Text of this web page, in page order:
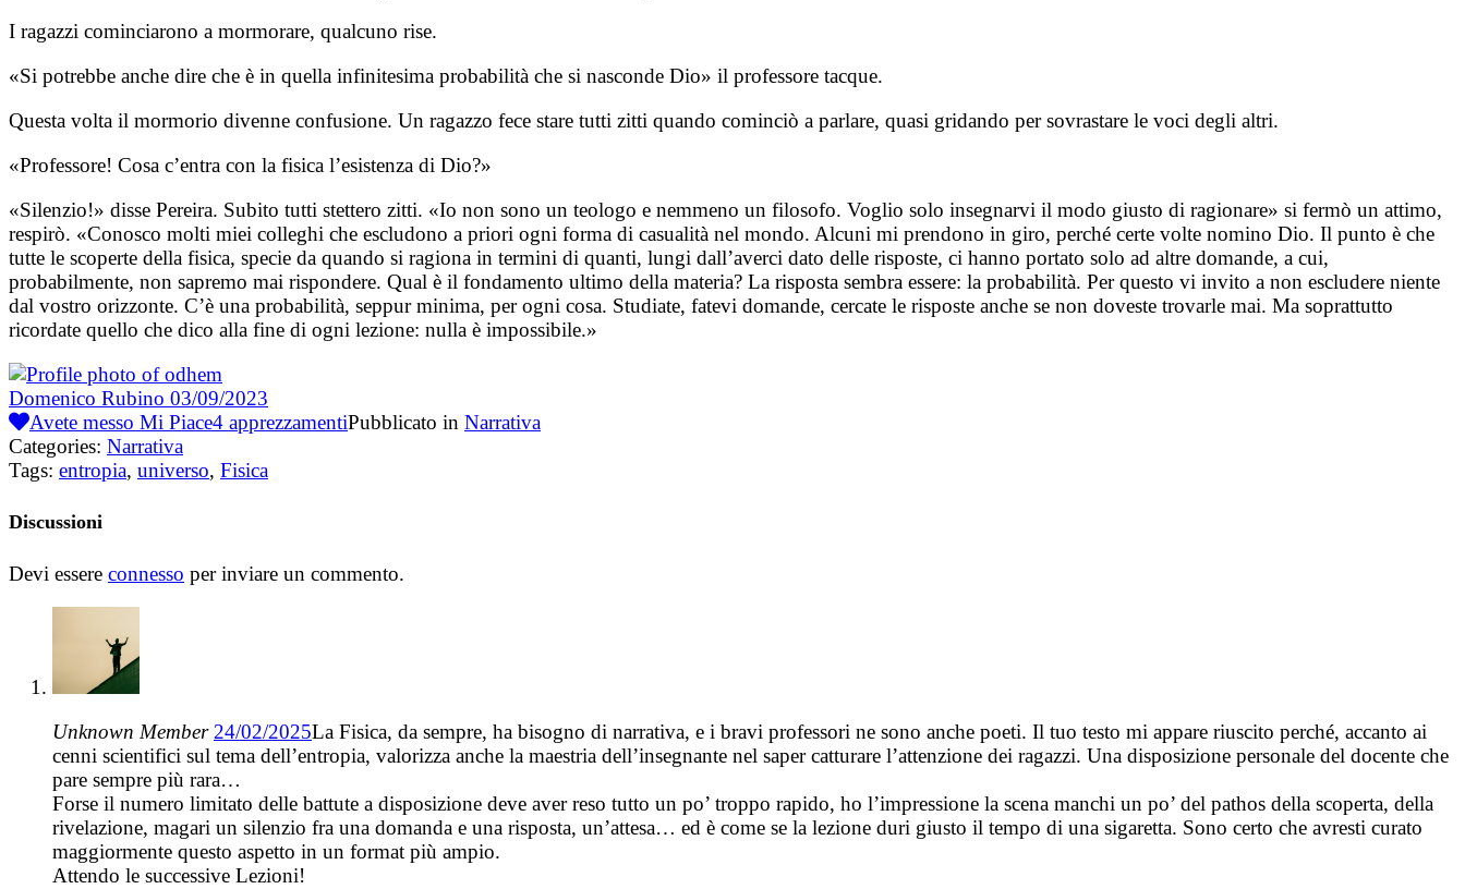
I ragazzi cominciarono a mormorare, qualcuno rise.
«Si potrebbe anche dire che è in quella infinitesima probabilità che si nasconde Dio» il professore tacque.
Questa volta il mormorio divenne confusione. Un ragazzo fece stare tutti zitti quando cominciò a parlare, quasi gridando per sovrastare le voci degli altri.
«Professore! Cosa c’entra con la fisica l’esistenza di Dio?»
«Silenzio!» disse Pereira. Subito tutti stettero zitti. «Io non sono un teologo e nemmeno un filosofo. Voglio solo insegnarvi il modo giusto di ragionare» si fermò un attimo,
respirò. «Conosco molti miei colleghi che escludono a priori ogni forma di casualità nel mondo. Alcuni mi prendono in giro, perché certe volte nomino Dio. Il punto è che
tutte le scoperte della fisica, specie da quando si ragiona in termini di quanti, lungi dall’averci dato delle risposte, ci hanno portato solo ad altre domande, a cui,
probabilmente, non sapremo mai rispondere. Qual è il fondamento ultimo della materia? La risposta sembra essere: la probabilità. Per questo vi invito a non escludere niente
dal vostro orizzonte. C’è una probabilità, seppur minima, per ogni cosa. Studiate, fatevi domande, cercate le risposte anche se non doveste trovarle mai. Ma soprattutto
ricordate quello che dico alla fine di ogni lezione: nulla è impossibile.»
Domenico Rubino 03/09/2023
Avete messo Mi Piace4 apprezzamentiPubblicato in Narrativa
Categories: Narrativa
Tags: entropia, universo, Fisica
Discussioni
Devi essere connesso per inviare un commento.
Unknown Member 24/02/2025La Fisica, da sempre, ha bisogno di narrativa, e i bravi professori ne sono anche poeti. Il tuo testo mi appare riuscito perché, accanto ai
cenni scientifici sul tema dell’entropia, valorizza anche la maestria dell’insegnante nel saper catturare l’attenzione dei ragazzi. Una disposizione personale del docente che
pare sempre più rara…
Forse il numero limitato delle battute a disposizione deve aver reso tutto un po’ troppo rapido, ho l’impressione la scena manchi un po’ del pathos della scoperta, della
rivelazione, magari un silenzio fra una domanda e una risposta, un’attesa… ed è come se la lezione duri giusto il tempo di una sigaretta. Sono certo che avresti curato
maggiormente questo aspetto in un format più ampio.
Attendo le successive Lezioni!